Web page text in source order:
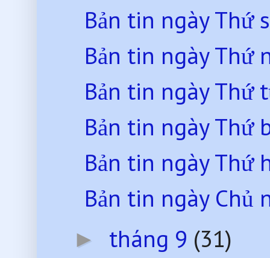
Bản tin ngày Thứ
Bản tin ngày Thứ
Bản tin ngày Thứ
Bản tin ngày Thứ
Bản tin ngày Thứ
Bản tin ngày Chủ
► tháng 9 (31)